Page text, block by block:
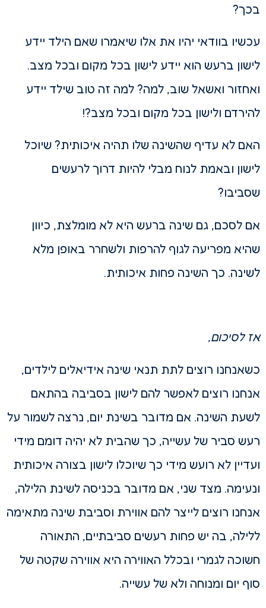
בכך?
עכשיו בוודאי יהיו את אלו שיאמרו שאם הילד יידע
לישון ברעש הוא יידע לישון בכל מקום ובכל מצב.
ואחזור ואשאל שוב, למה? למה זה טוב שילד יידע
להירדם ולישון בכל מקום ובכל מצב?!
האם לא עדיף שהשינה שלו תהיה איכותית? שיוכל
לישון ובאמת לנוח מבלי להיות דרוך לרעשים
שסביבו?
אם לסכם, גם שינה ברעש היא לא מומלצת, כיוון
שהיא מפריעה לגוף להרפות ולשחרר באופן מלא
לשינה. כך השינה פחות איכותית.
אז לסיכום,
כשאנחנו רוצים לתת תנאי שינה אידיאלים לילדים,
אנחנו רוצים לאפשר להם לישון בסביבה בהתאם
לשעת השינה. אם מדובר בשינת יום, נרצה לשמור על
רעש סביר של עשייה, כך שהבית לא יהיה דומם מידי
ועדיין לא רועש מידי כך שיוכלו לישון בצורה איכותית
ונעימה. מצד שני, אם מדובר בכניסה לשינת הלילה,
אנחנו רוצים לייצר להם אווירת וסביבת שינה מתאימה
ללילה, בה יש פחות רעשים סביבתיים, התאורה
חשוכה לגמרי ובכלל האווירה היא אווירה שקטה של
סוף יום ומנוחה ולא של עשייה.